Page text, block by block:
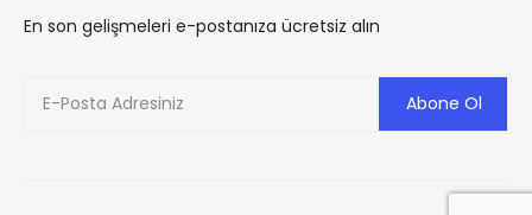
En son gelişmeleri e-postanıza ücretsiz alın